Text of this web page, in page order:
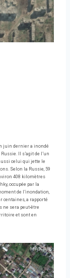
juin dernier a inondé
Il s’agit de l’un
celui qui jette le
Selon la Russie, 59
408 kilomètres
occupée par la
de l’inondation,
a rapporté
ne sera peut-être
et sont en